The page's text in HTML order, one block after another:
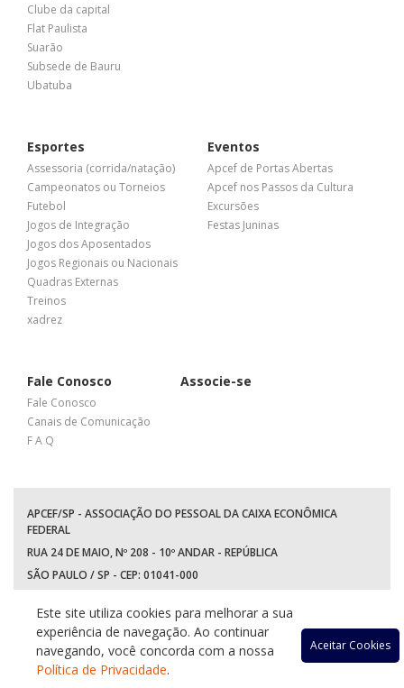
Clube da capital
Flat Paulista
Suarão
Subsede de Bauru
Ubatuba
Esportes
Assessoria (corrida/natação)
Campeonatos ou Torneios
Futebol
Jogos de Integração
Jogos dos Aposentados
Jogos Regionais ou Nacionais
Quadras Externas
Treinos
xadrez
Eventos
Apcef de Portas Abertas
Apcef nos Passos da Cultura
Excursões
Festas Juninas
Fale Conosco
Fale Conosco
Canais de Comunicação
F A Q
Associe-se
APCEF/SP - ASSOCIAÇÃO DO PESSOAL DA CAIXA ECONÔMICA
FEDERAL
RUA 24 DE MAIO, Nº 208 - 10º ANDAR - REPÚBLICA
SÃO PAULO / SP - CEP: 01041-000
WhatsApp: (11) 94597-5758
Acessar
Acessar
Este site utiliza cookies para melhorar a sua
experiência de navegação. Ao continuar
navegando, você concorda com a nossa
Política de Privacidade.
Aceitar Cookies